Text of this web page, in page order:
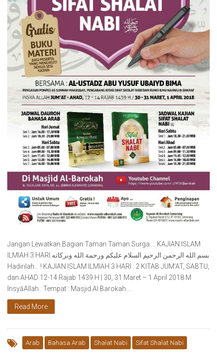
Jangan Lewatkan Bagian Taman Taman Surga … KAJIAN ISLAM
ILMIAH 3 HARI بسم الله الرحمن الرحيم السلام عليكم ورحمة الله وبركاته
Hadirilah… ! ⁠⁠⁠KAJIAN ISLAM ILMIAH 3 HARI : 2 KITAB JUM’AT, SABTU,
dan AHAD 12-14 Rajab 1439 H | 30, 31 Maret – 1 April 2018 M
InsyāAllah : Tempat : Masjid Al Barokah….
Read More
Arab Bahasa Arab Shalat Nabi Sifat Shalat Nabi